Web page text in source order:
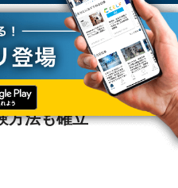
ないことを確認、消臭試験方法も確立
アンモニア臭ではな
方法も確立